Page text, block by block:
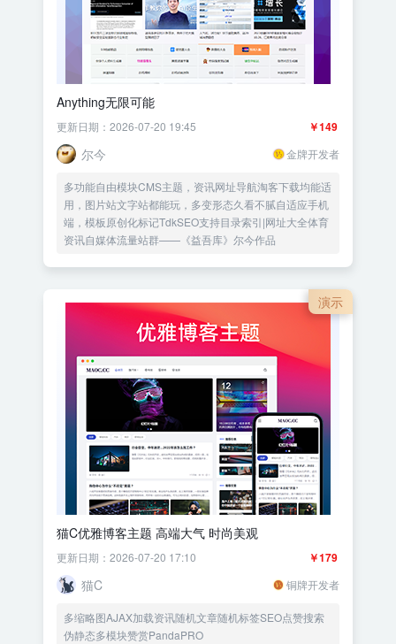
Anything无限可能
￥149
更新日期：2026-07-20 19:45
尔今 金牌开发者
多功能自由模块CMS主题，资讯网址导航淘客下载均能适
用，图片站文字站都能玩，多变形态久看不腻自适应手机
端，模板原创化标记TdkSEO支持目录索引|网址大全体育
资讯自媒体流量站群——《益吾库》尔今作品
演示
猫C优雅博客主题 高端大气 时尚美观
￥179
更新日期：2026-07-20 17:10
猫C 铜牌开发者
多缩略图AJAX加载资讯随机文章随机标签SEO点赞搜索
伪静态多模块赞赏PandaPRO